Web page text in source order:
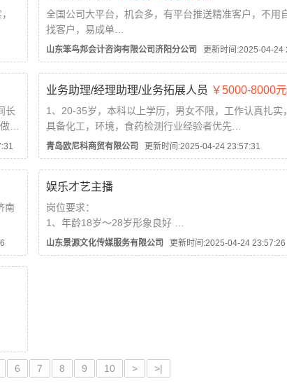
全国公司大平台，机会多，有平台推送精准客户，不用
找客户，易成单
岗位职责：
1 不需要自己找客户，公司推广部精准推广提供客户资
2 客户主动咨询相关财税业务为其办理；
任职要求：
1、对销售工作有较高的热情，有网络、电话...
山东笨鸟邦会计咨询有限公司济阳分公司 更新时间:2025-04-24
长
了
业务助理/经理助理/业务拓展人员 ￥5000-8000元/月
1、20-35岁，本科以上学历，男女不限，工作认真扎实，
具备化工，环境，食药检测行业经验者优先
2、具备良好的沟通本事，职责心强，积极热情，具有开
创新精神。
3、待遇:业务助理/经理助理5k-8k 业务拓展人员8k-12k
底薪+补助+提成+...
青岛欧尼科商贸有限公司 更新时间:2025-04-24 23:57:31
南
众
象
娱乐才艺主播
岗位要求：
1、年龄18岁～28岁形象良好
2、良好的沟通互动能力，性格外向，落落大方，善于维
和粉丝的关系
山东景源文化传媒服务有限公司 更新时间:2025-04-24 23:57:26
报
单6 7 8 9 10 > >|